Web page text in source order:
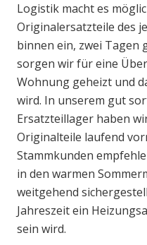
Logistik macht es
Originalersatzteile des
binnen ein, zwei Tagen
sorgen wir für eine
Wohnung geheizt und
wird. In unserem gut
Ersatzteillager haben
Originalteile laufend
Stammkunden
in den warmen
weitgehend
Jahreszeit ein
sein wird.